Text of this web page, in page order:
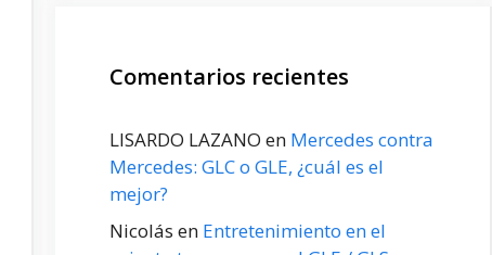
Comentarios recientes
LISARDO LAZANO en Mercedes contra
Mercedes: GLC o GLE, ¿cuál es el
mejor?
Nicolás en Entretenimiento en el